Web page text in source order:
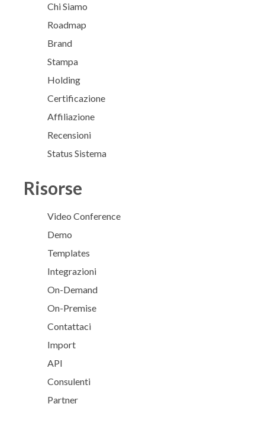
Chi Siamo
Roadmap
Brand
Stampa
Holding
Certificazione
Affiliazione
Recensioni
Status Sistema
Risorse
Video Conference
Demo
Templates
Integrazioni
On-Demand
On-Premise
Contattaci
Import
API
Consulenti
Partner